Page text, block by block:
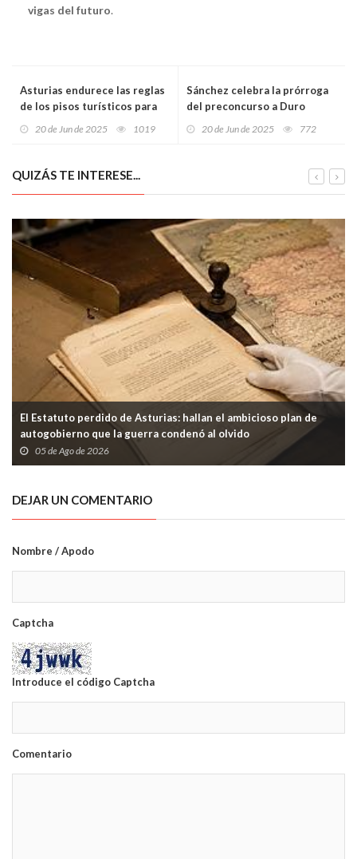
vigas del futuro.
Asturias endurece las reglas
de los pisos turísticos para
20 de Jun de 2025 1019
Sánchez celebra la prórroga
del preconcurso a Duro
20 de Jun de 2025 772
QUIZÁS TE INTERESE...
El Estatuto perdido de Asturias: hallan el ambicioso plan de
autogobierno que la guerra condenó al olvido
05 de Ago de 2026
DEJAR UN COMENTARIO
Nombre / Apodo
Captcha
Introduce el código Captcha
Comentario